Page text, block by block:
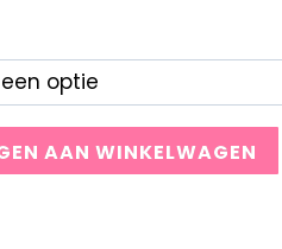
AAN WINKELWAGEN